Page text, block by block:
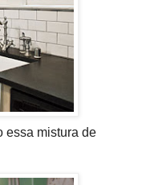
essa mistura de